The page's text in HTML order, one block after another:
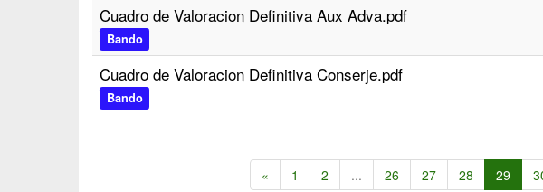
Cuadro de Valoracion Definitiva Aux Adva.pdf
Bando
Cuadro de Valoracion Definitiva Conserje.pdf
Bando
« 1 2 ... 26 27 28 29